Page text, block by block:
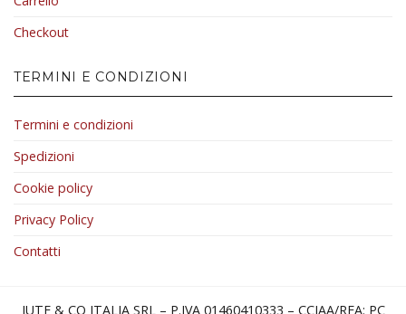
Checkout
TERMINI E CONDIZIONI
Termini e condizioni
Spedizioni
Cookie policy
Privacy Policy
Contatti
JUTE & CO ITALIA SRL – P.IVA 01460410333 – CCIAA/REA: PC